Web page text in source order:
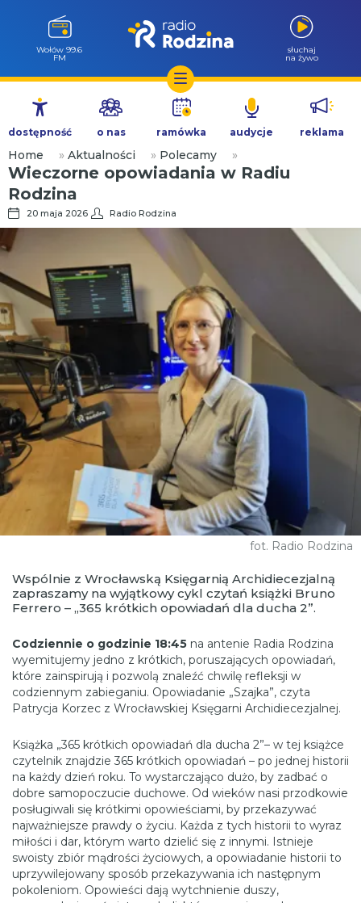
Przejdź
treści
Wołów 99.6
FM
słuchaj
na żywo
dostępność o nas ramówka audycje reklama
Home » Aktualności » Polecamy »
Wieczorne opowiadania w Radiu
Rodzina
20 maja 2026 Radio Rodzina
fot. Radio Rodzina
Wspólnie z Wrocławską Księgarnią Archidiecezjalną
zapraszamy na wyjątkowy cykl czytań książki Bruno
Ferrero – „365 krótkich opowiadań dla ducha 2”.
Codziennie o godzinie 18:45 na antenie Radia Rodzina
wyemitujemy jedno z krótkich, poruszających opowiadań,
które zainspirują i pozwolą znaleźć chwilę refleksji w
codziennym zabieganiu. Opowiadanie „Szajka”, czyta
Patrycja Korzec z Wrocławskiej Księgarni Archidiecezjalnej.
Książka „365 krótkich opowiadań dla ducha 2”– w tej książce
czytelnik znajdzie 365 krótkich opowiadań – po jednej historii
na każdy dzień roku. To wystarczająco dużo, by zadbać o
dobre samopoczucie duchowe. Od wieków nasi przodkowie
posługiwali się krótkimi opowieściami, by przekazywać
najważniejsze prawdy o życiu. Każda z tych historii to wyraz
miłości i dar, którym warto dzielić się z innymi. Istnieje
swoisty zbiór mądrości życiowych, a opowiadanie historii to
uprzywilejowany sposób przekazywania ich następnym
pokoleniom. Opowieści dają wytchnienie duszy,